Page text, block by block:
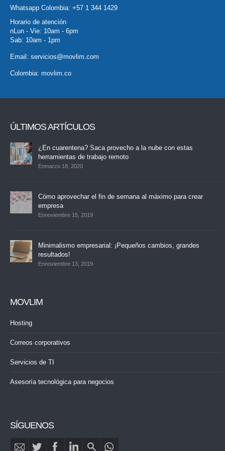
Whatsapp Colombia: +57 1 344 1429
Horario de atención
nLun - Vie: 10am - 6pm
Sab: 10am - 1pm
Email: servicios@movlim.com
Colombia: movlim.co
ÚLTIMOS ARTÍCULOS
¿En cuarentena? Saca provecho a la nube con estas
herramientas de trabajo remoto
Enmarzo 18, 2020
Cómo aprovechar el fin de semana al máximo para crear
empresa
Ennoviembre 15, 2019
Minimalismo empresarial: ¡Pequeños cambios, grandes
resultados!
Ennoviembre 13, 2019
MOVLIM
Hosting
Correos corporativos
Servicios de TI
Asesoría tecnológica para negocios
SÍGUENOS